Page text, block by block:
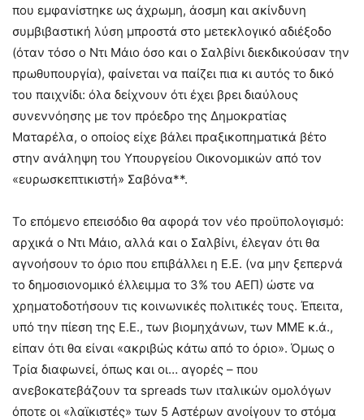
που εμφανίστηκε ως άχρωμη, άοσμη και ακίνδυνη
συμβιβαστική λύση μπροστά στο μετεκλογικό αδιέξοδο
(όταν τόσο ο Ντι Μάιο όσο και ο Σαλβίνι διεκδικούσαν την
πρωθυπουργία), φαίνεται να παίζει πια κι αυτός το δικό
του παιχνίδι: όλα δείχνουν ότι έχει βρει διαύλους
συνεννόησης με τον πρόεδρο της Δημοκρατίας
Ματαρέλα, ο οποίος είχε βάλει πραξικοπηματικά βέτο
στην ανάληψη του Υπουργείου Οικονομικών από τον
«ευρωσκεπτικιστή» Σαβόνα**.
Το επόμενο επεισόδιο θα αφορά τον νέο προϋπολογισμό:
αρχικά ο Ντι Μάιο, αλλά και ο Σαλβίνι, έλεγαν ότι θα
αγνοήσουν το όριο που επιβάλλει η Ε.Ε. (να μην ξεπερνά
το δημοσιονομικό έλλειμμα το 3% του ΑΕΠ) ώστε να
χρηματοδοτήσουν τις κοινωνικές πολιτικές τους. Έπειτα,
υπό την πίεση της Ε.Ε., των βιομηχάνων, των ΜΜΕ κ.ά.,
είπαν ότι θα είναι «ακριβώς κάτω από το όριο». Όμως ο
Τρία διαφωνεί, όπως και οι… αγορές – που
ανεβοκατεβάζουν τα spreads των ιταλικών ομολόγων
όποτε οι «λαϊκιστές» των 5 Αστέρων ανοίγουν το στόμα